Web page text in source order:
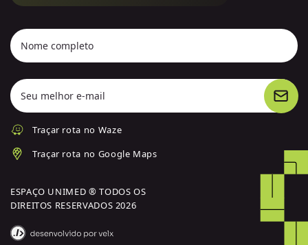
Nome completo
Seu melhor e-mail
Traçar rota no Waze
Traçar rota no Google Maps
ESPAÇO UNIMED ® TODOS OS
DIREITOS RESERVADOS 2026